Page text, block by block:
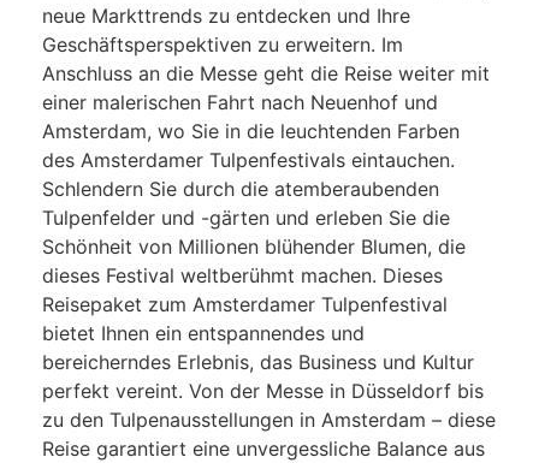
neue Markttrends zu entdecken und Ihre
Geschäftsperspektiven zu erweitern. Im
Anschluss an die Messe geht die Reise weiter mit
einer malerischen Fahrt nach Neuenhof und
Amsterdam, wo Sie in die leuchtenden Farben
des Amsterdamer Tulpenfestivals eintauchen.
Schlendern Sie durch die atemberaubenden
Tulpenfelder und -gärten und erleben Sie die
Schönheit von Millionen blühender Blumen, die
dieses Festival weltberühmt machen. Dieses
Reisepaket zum Amsterdamer Tulpenfestival
bietet Ihnen ein entspannendes und
bereicherndes Erlebnis, das Business und Kultur
perfekt vereint. Von der Messe in Düsseldorf bis
zu den Tulpenausstellungen in Amsterdam – diese
Reise garantiert eine unvergessliche Balance aus